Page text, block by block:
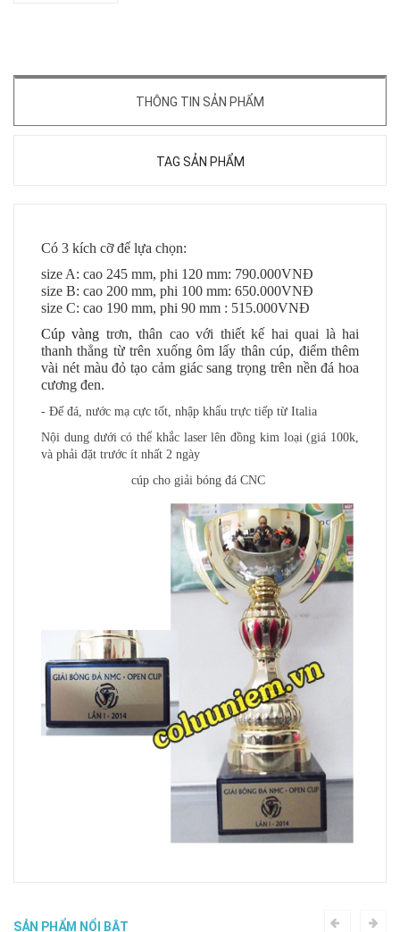
THÔNG TIN SẢN PHẨM
TAG SẢN PHẨM
Có 3 kích cỡ để lựa chọn:
size A: cao 245 mm, phi 120 mm: 790.000VNĐ
size B: cao 200 mm, phi 100 mm: 650.000VNĐ
size C: cao 190 mm, phi 90 mm : 515.000VNĐ
Cúp vàng trơn, thân cao với thiết kế hai quai là hai
thanh thẳng từ trên xuống ôm lấy thân cúp, điểm thêm
vài nét màu đỏ tạo cảm giác sang trọng trên nền đá hoa
cương đen.
- Đế đá, nước mạ cực tốt , nhập khẩu trực tiếp từ Italia
Nội dung dưới có thể khắc laser lên đồng kim loại (giá 100k,
và phải đặt trước ít nhất 2 ngày
cúp cho giải bóng đá CNC
SẢN PHẨM NỔI BẬT